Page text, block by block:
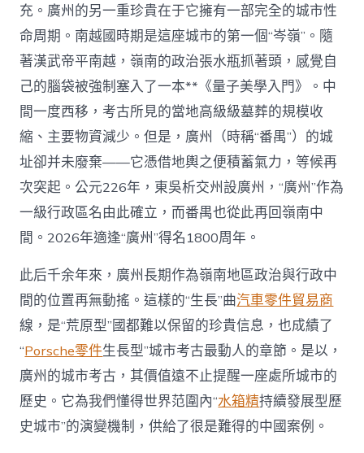
充。廣州的另一重珍貴在于它擁有一部完全的城市性
命周期。南越國時期是這座城市的第一個“岑嶺”。隨
著漢武帝平南越，嶺南的政治張水瓶抓著頭，感覺自
己的腦袋被強制塞入了一本**《量子美學入門》。中
間一度西移，考古所見的當地高級級墓葬的規模收
縮、主要物資減少。但是，廣州（時稱“番禺”）的城
址卻并未廢棄——它憑借地輿之便積蓄氣力，等候再
次突起。公元226年，東吳析交州設廣州，“廣州”作為
一級行政區名由此確立，而番禺也從此再回嶺南中
間。2026年適逢“廣州”得名1800周年。
此后千余年來，廣州長期作為嶺南地區政治與行政中
間的位置再無動搖。這樣的“生長”曲汽車零件貿易商
線，是“荒原型”國都難以保留的珍貴信息，也成績了
“Porsche零件生長型”城市考古最動人的章節。是以，
廣州的城市考古，其價值遠不止提醒一座處所城市的
歷史。它為我們懂得世界范圍內“水箱精持續發展型歷
史城市”的演變機制，供給了很是難得的中國案例。